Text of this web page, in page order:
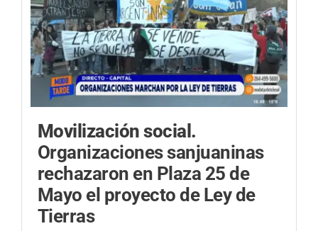
Movilización social.
Organizaciones sanjuaninas
rechazaron en Plaza 25 de
Mayo el proyecto de Ley de
Tierras